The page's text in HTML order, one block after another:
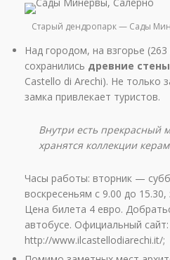
Старый дендропарк — Сады
Над городом, на взгорье
сохранились древние
Castello di Arechi). Не только
замка привлекает туристов.
Внутри есть прекрасный
хранятся коллекции
Часы работы: вторник —
воскресеньям с 9.00 до
Цена билета 4 евро.
автобусе. Официальный сайт:
http://www.ilcastellodiarechi.it/;